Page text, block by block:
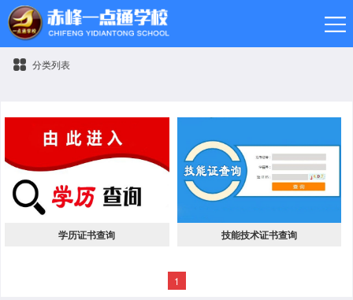
分类列表
学历证书查询 技能技术证书查询
1